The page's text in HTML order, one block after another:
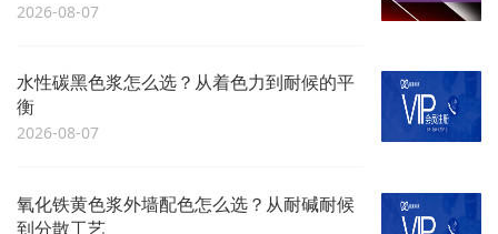
2026-08-07
水性碳黑色浆怎么选？从着色力到耐候的平
衡
2026-08-07
氧化铁黄色浆外墙配色怎么选？从耐碱耐候
到分散工艺